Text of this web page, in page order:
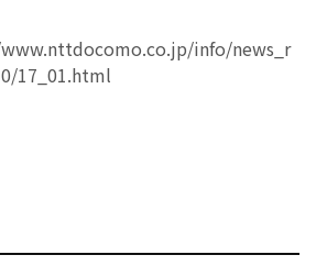
info/news_r
17_01.html